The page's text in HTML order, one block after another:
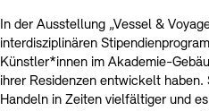
In der Ausstellung „Vessel &
interdisziplinären
Künstler*innen im Akademie-
ihrer Residenzen entwickelt
Handeln in Zeiten vielfältiger und